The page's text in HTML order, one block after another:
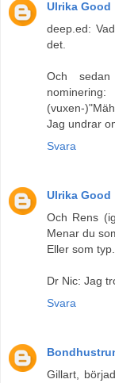
Ulrika Good
deep.ed:
det.
Och
nominering:
(vuxen-
Jag undrar
Svara
Ulrika Good
Och Rens
Menar du
Eller som
Dr Nic: Jag
Svara
Gillart,